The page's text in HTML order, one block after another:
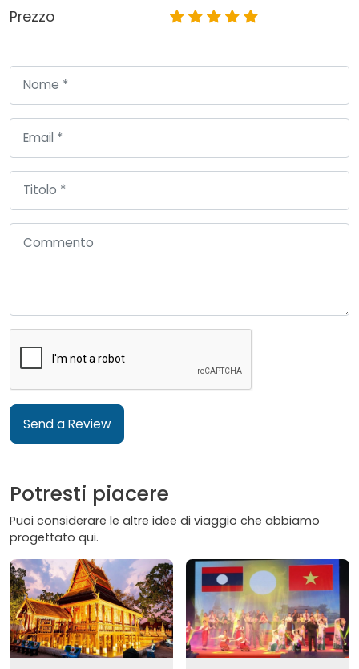
Prezzo
Send a Review
Potresti piacere
Puoi considerare le altre idee di viaggio che abbiamo
progettato qui.